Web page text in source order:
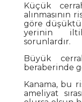
Küçük
alınmasının
göre
yerinin
sorunlardır.
Büyük
beraberinde
Kanama, bu
ameliyat